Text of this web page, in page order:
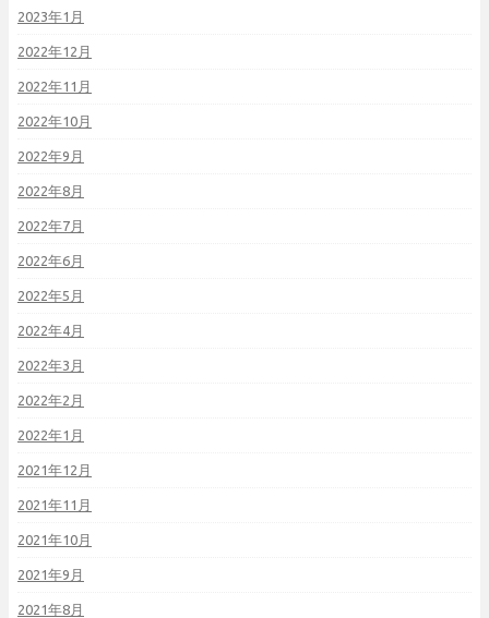
2023年1月
2022年12月
2022年11月
2022年10月
2022年9月
2022年8月
2022年7月
2022年6月
2022年5月
2022年4月
2022年3月
2022年2月
2022年1月
2021年12月
2021年11月
2021年10月
2021年9月
2021年8月